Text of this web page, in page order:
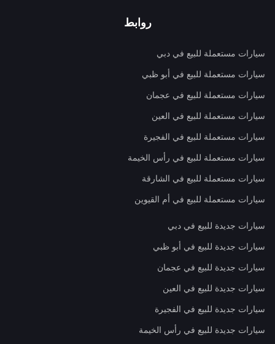
روابط
سيارات مستعملة للبيع في دبي
سيارات مستعملة للبيع في أبو ظبي
سيارات مستعملة للبيع في عجمان
سيارات مستعملة للبيع في العين
سيارات مستعملة للبيع في الفجيرة
سيارات مستعملة للبيع في رأس الخيمة
سيارات مستعملة للبيع في الشارقة
سيارات مستعملة للبيع في أم القيوين
سيارات جديدة للبيع في دبي
سيارات جديدة للبيع في أبو ظبي
سيارات جديدة للبيع في عجمان
سيارات جديدة للبيع في العين
سيارات جديدة للبيع في الفجيرة
سيارات جديدة للبيع في رأس الخيمة